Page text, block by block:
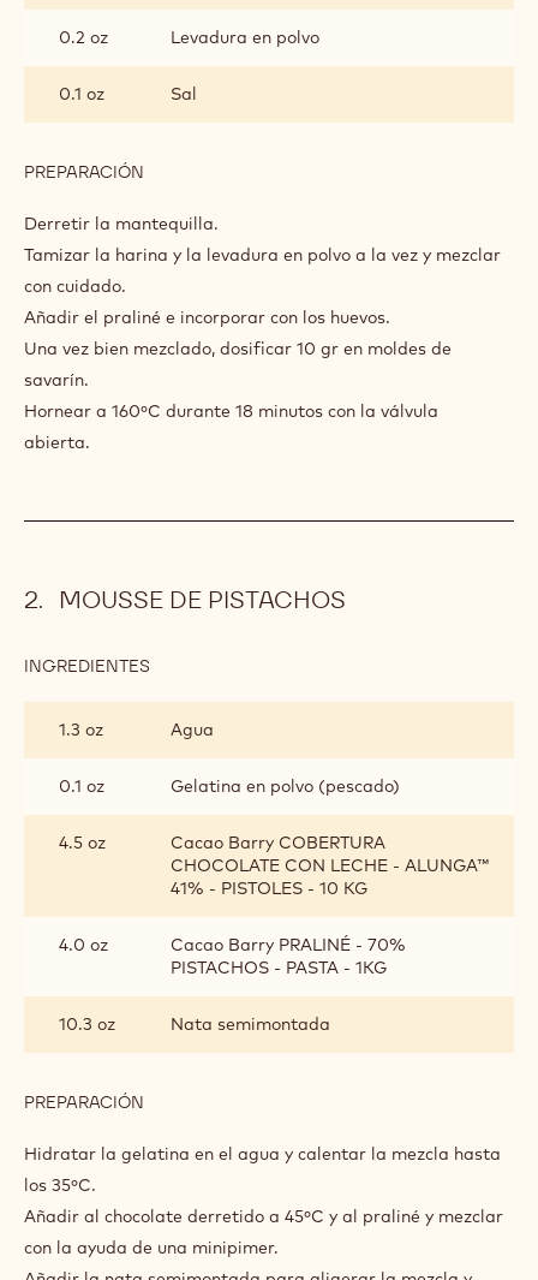
0.2 oz Levadura en polvo
0.1 oz Sal
PREPARACIÓN
BRETÓN
PISTACHOS
Derretir la mantequilla.
Tamizar la harina y la levadura en polvo a la vez y mezclar
con cuidado.
Añadir el praliné e incorporar con los huevos.
Una vez bien mezclado, dosificar 10 gr en moldes de
savarín.
Hornear a 160ºC durante 18 minutos con la válvula
abierta.
MOUSSE DE PISTACHOS
INGREDIENTES
PISTACHOS
1.3 oz Agua
0.1 oz Gelatina en polvo (pescado)
4.5 oz
Cacao Barry COBERTURA
CHOCOLATE CON LECHE - ALUNGA™
41% - PISTOLES - 10 KG
4.0 oz
Cacao Barry PRALINÉ - 70%
PISTACHOS - PASTA - 1KG
10.3 oz Nata semimontada
PREPARACIÓN
DE
Hidratar la gelatina en el agua y calentar la mezcla hasta
los 35ºC.
Añadir al chocolate derretido a 45ºC y al praliné y mezclar
con la ayuda de una minipimer.